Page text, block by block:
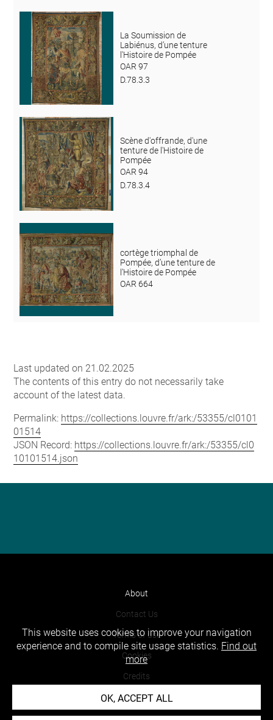
La Soumission de
Labiénus, d’une tenture
l'Histoire de Pompée
OAR 97
D.78.3.3
Scène d'offrande, d'une
tenture de l'Histoire de
Pompée
OAR 94
D.78.3.4
cortège triomphal de
Pompée, d’une tenture de
l’Histoire de Pompée
OAR 664
Last updated on 21.02.2025
The contents of this entry do not necessarily take
account of the latest data.
Permalink: https://collections.louvre.fr/ark:/53355/cl0101
01514
JSON Record: https://collections.louvre.fr/ark:/53355/cl0
10101514.json
About
Contact Us
Terms of use
Cookies
Credits
Accessibility : non compliant
This website uses cookies to improve your navigation
experience and to compile site usage statistics. Find out
more
OK, ACCEPT ALL